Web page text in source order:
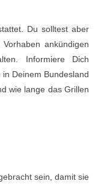
Du solltest aber
ankündigen
Informiere Dich
Deinem Bundesland
wie lange das Grillen
sein, damit sie